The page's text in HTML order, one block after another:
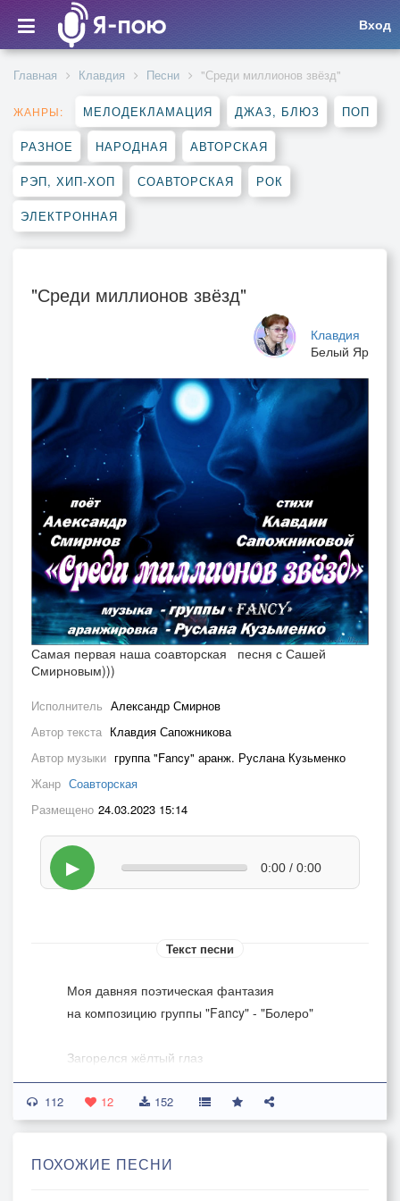
Вход
Главная Клавдия Песни "Среди миллионов звёзд"
ЖАНРЫ: МЕЛОДЕКЛАМАЦИЯ ДЖАЗ, БЛЮЗ ПОП
РАЗНОЕ НАРОДНАЯ АВТОРСКАЯ
РЭП, ХИП-ХОП СОАВТОРСКАЯ РОК
ЭЛЕКТРОННАЯ
"Среди миллионов звёзд"
Клавдия
Белый Яр
Самая первая наша соавторская песня с Сашей
Смирновым)))
Исполнитель Александр Смирнов
Автор текста Клавдия Сапожникова
Автор музыки группа "Fancy" аранж. Руслана Кузьменко
Жанр Соавторская
Размещено 24.03.2023 15:14
▶ 0:00 / 0:00
Текст песни
Моя давняя поэтическая фантазия
на композицию группы "Fancy" - "Болеро"
Загорелся жёлтый глаз
Обольстительной Луны,
Голос ночи зазвучал.
Позвоню тебе сейчас,
Что так поздно, я скучал.
112 12 152
ПОХОЖИЕ ПЕСНИ